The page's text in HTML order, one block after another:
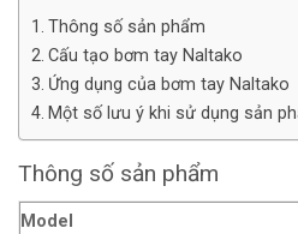
Thông số sản phẩm
Cấu tạo bơm tay Naltako
Ứng dụng của bơm tay Naltako
Một số lưu ý khi sử dụng sản
Thông số sản phẩm
Model